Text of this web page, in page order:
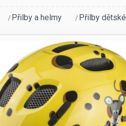
Přilby a helmy Přilby dětské